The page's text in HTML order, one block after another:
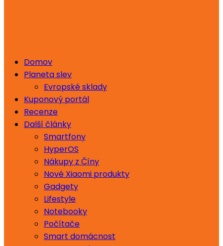
Domov
Planeta slev
Evropské sklady
Kuponový portál
Recenze
Další články
Smartfony
HyperOS
Nákupy z Číny
Nové Xiaomi produkty
Gadgety
Lifestyle
Notebooky
Počítače
Smart domácnost